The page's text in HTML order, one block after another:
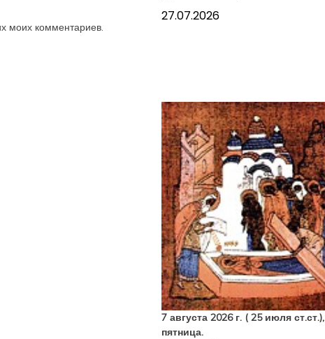
моих комментариев.
27.07.2026
7 августа 2026 г. ( 25 июля ст.ст.),
пятница.